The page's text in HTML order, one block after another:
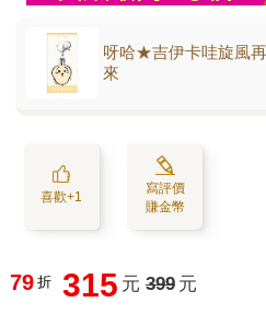
呀哈★吉伊卡哇旋風
來
喜歡+1
寫評價
賺金幣
79 折 315 元 399 元